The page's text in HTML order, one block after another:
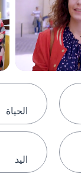
الحياة
اليد